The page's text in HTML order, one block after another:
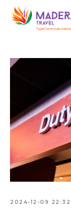
2024-12-09 22:32